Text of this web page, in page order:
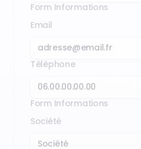
Form Informations
Email
Téléphone
Form Informations
Société